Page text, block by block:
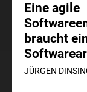
Eine agile
braucht
JÜRGEN